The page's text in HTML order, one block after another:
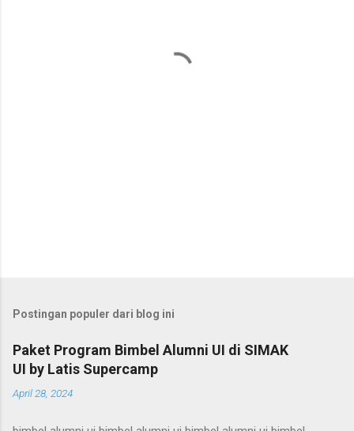
Postingan populer dari blog ini
Paket Program Bimbel Alumni UI di SIMAK
UI by Latis Supercamp
April 28, 2024